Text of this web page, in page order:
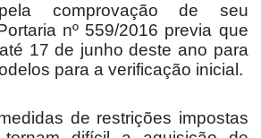
comprovação de seu
nº 559/2016 previa que
17 de junho deste ano para
para a verificação inicial.
de restrições impostas